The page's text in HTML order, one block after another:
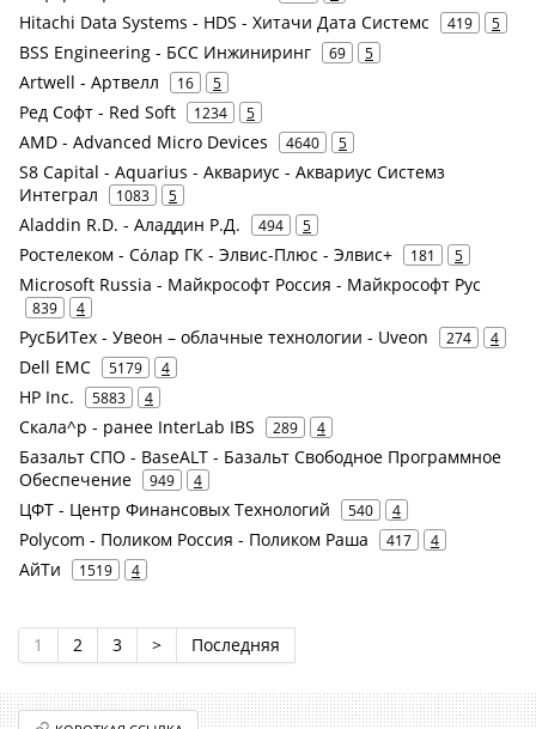
Hitachi Data Systems - HDS - Хитачи Дата Системс 419 5
BSS Engineering - БСС Инжиниринг 69 5
Artwell - Артвелл 16 5
Ред Софт - Red Soft 1234 5
AMD - Advanced Micro Devices 4640 5
S8 Capital - Aquarius - Аквариус - Аквариус Системз
Интеграл
1083 5
Aladdin R.D. - Аладдин Р.Д. 494 5
Ростелеком - Сόлар ГК - Элвис-Плюс - Элвис+ 181 5
Microsoft Russia - Майкрософт Россия - Майкрософт Рус
839 4
РусБИТех - Увеон – облачные технологии - Uveon 274 4
Dell EMC 5179 4
HP Inc. 5883 4
Скала^р - ранее InterLab IBS 289 4
Базальт СПО - BaseALT - Базальт Свободное Программное
Обеспечение
949 4
ЦФТ - Центр Финансовых Технологий 540 4
Polycom - Поликом Россия - Поликом Раша 417 4
АйТи 1519 4
1 2 3 > Последняя